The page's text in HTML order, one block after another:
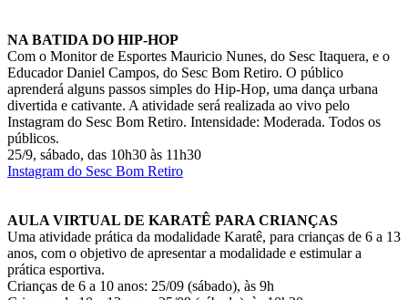
NA BATIDA DO HIP-HOP
Com o Monitor de Esportes Mauricio Nunes, do Sesc Itaquera, e o
Educador Daniel Campos, do Sesc Bom Retiro. O público
aprenderá alguns passos simples do Hip-Hop, uma dança urbana
divertida e cativante. A atividade será realizada ao vivo pelo
Instagram do Sesc Bom Retiro. Intensidade: Moderada. Todos os
públicos.
25/9, sábado, das 10h30 às 11h30
Instagram do Sesc Bom Retiro
AULA VIRTUAL DE KARATÊ PARA CRIANÇAS
Uma atividade prática da modalidade Karatê, para crianças de 6 a 13
anos, com o objetivo de apresentar a modalidade e estimular a
prática esportiva.
Crianças de 6 a 10 anos: 25/09 (sábado), às 9h